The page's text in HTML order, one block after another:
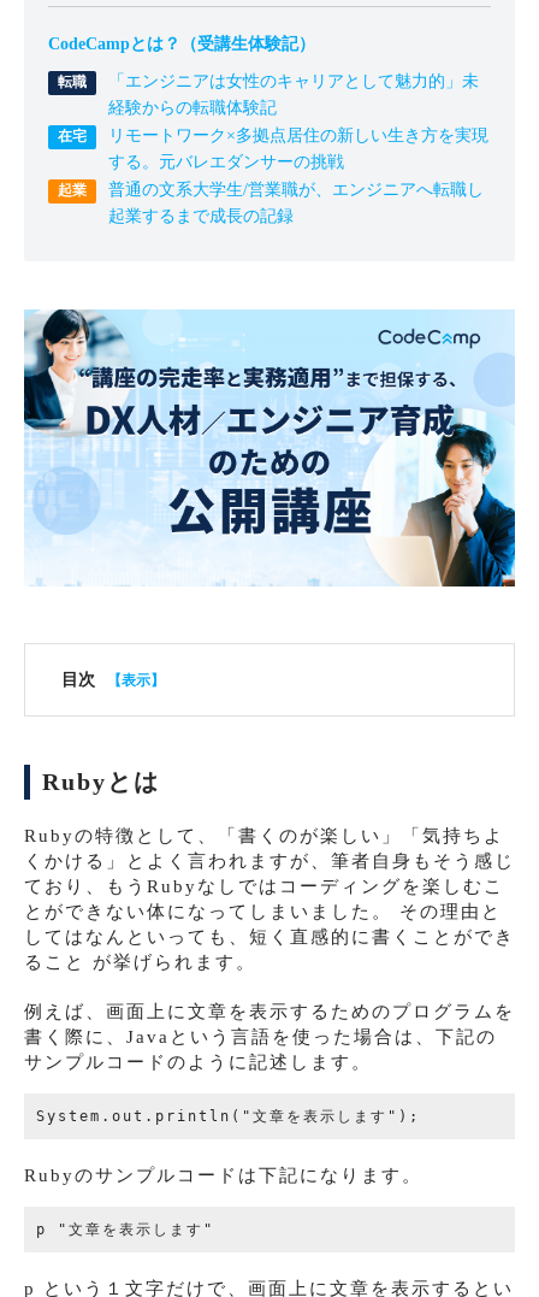
CodeCampとは？（受講生体験記）
「エンジニアは女性のキャリアとして魅力的」未
経験からの転職体験記
リモートワーク×多拠点居住の新しい生き方を実現
する。元バレエダンサーの挑戦
普通の文系大学生/営業職が、エンジニアへ転職し
起業するまで成長の記録
目次
Rubyとは
Rubyの特徴として、「書くのが楽しい」「気持ちよ
くかける」とよく言われますが、筆者自身もそう感じ
ており、もうRubyなしではコーディングを楽しむこ
とができない体になってしまいました。 その理由と
してはなんといっても、短く直感的に書くことができ
ること が挙げられます。
例えば、画面上に文章を表示するためのプログラムを
書く際に、Javaという言語を使った場合は、下記の
サンプルコードのように記述します。
Rubyのサンプルコードは下記になります。
p という１文字だけで、画面上に文章を表示するとい